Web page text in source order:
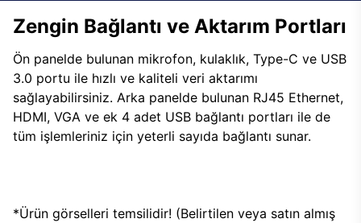
Zengin Bağlantı ve Aktarım Portları
Ön panelde bulunan mikrofon, kulaklık, Type-C ve USB
3.0 portu ile hızlı ve kaliteli veri aktarımı
sağlayabilirsiniz. Arka panelde bulunan RJ45 Ethernet,
HDMI, VGA ve ek 4 adet USB bağlantı portları ile de
tüm işlemleriniz için yeterli sayıda bağlantı sunar.
*Ürün görselleri temsilidir! (Belirtilen veya satın almış